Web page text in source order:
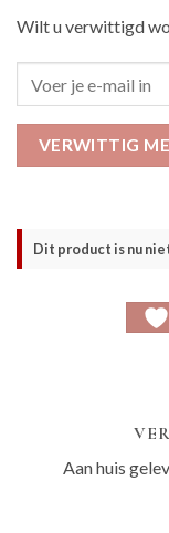
Wilt u verwittigd
VERWITTIG ME
Dit product is nu
Aan huis